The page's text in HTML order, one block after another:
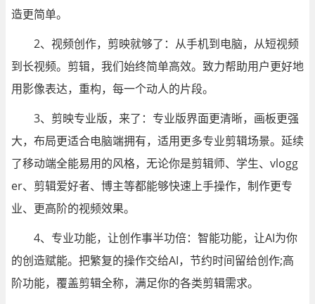
造更简单。
2、视频创作，剪映就够了：从手机到电脑，从短视频
到长视频。剪辑，我们始终简单高效。致力帮助用户更好地
用影像表达，重构，每一个动人的片段。
3、剪映专业版，来了：专业版界面更清晰，画板更强
大，布局更适合电脑端拥有，适用更多专业剪辑场景。延续
了移动端全能易用的风格，无论你是剪辑师、学生、vlogg
er、剪辑爱好者、博主等都能够快速上手操作，制作更专
业、更高阶的视频效果。
4、专业功能，让创作事半功倍：智能功能，让AI为你
的创造赋能。把繁复的操作交给AI，节约时间留给创作;高
阶功能，覆盖剪辑全称，满足你的各类剪辑需求。